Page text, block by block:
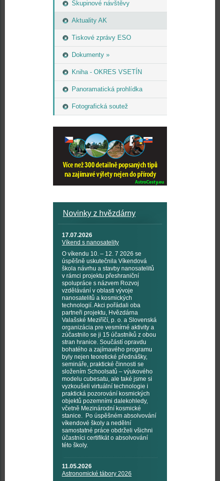
Skupinové návštěvy
Aktuality AK
Tiskové zprávy ESO
Dokumenty »
Kniha - OKRES VSETÍN
Panoramatická prohlídka
Fotografická soutež
Novinky z hvězdárny
17.07.2026
Víkend s nanosatelity
O víkendu 10. – 12. 7 2026 se
úspěšně uskutečnila Víkendová
škola návrhu a stavby nanosatelitů
v rámci projektu přeshraniční
spolupráce s názvem Rozvoj
vzdělávání v oblasti vývoje
nanosatelitů a kosmických
technologií. Akci pořádali oba
partneři projektu, Hvězdárna
Valašské Meziříčí, p. o. a Slovenská
organizácia pre vesmírné aktivity a
zúčastnilo se ji 15 účastníků z obou
stran hranice. Součástí opravdu
bohatého a zajímavého programu
byly nejen teoretické přednášky,
semináře, praktické činnosti se
složením Schoolsatů – výukového
modelu cubesatu, ale také jsme si
vyzkoušeli virtuální technologie i
praktická pozorování kosmických
objektů pozemními dalekohledy,
včetně Mezinárodní kosmické
stanice. Po úspěšném absolvování
víkendové školy a nedělní
samostatné práce obdrželi všichni
účastníci certifikát o absolvování
této školy.
11.05.2026
Astronomické tábory 2026